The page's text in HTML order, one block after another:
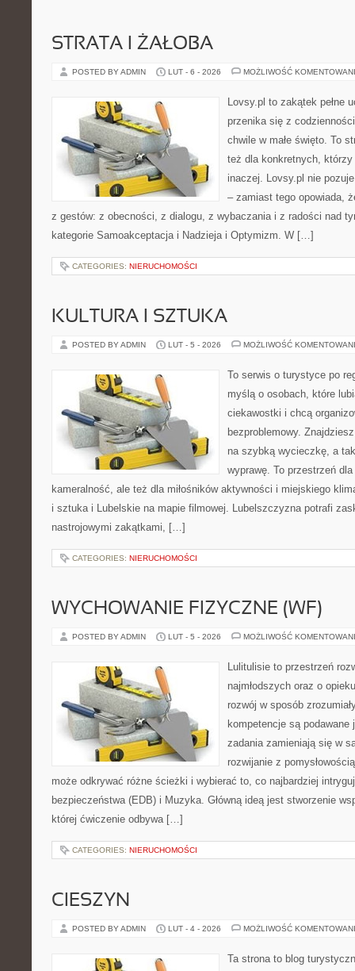
STRATA I ŻAŁOBA
POSTED BY ADMIN LUT - 6 - 2026 MOŻLIWOŚĆ
Lovsy.pl to zakątek pełne
przenika się z
chwile w małe święto. To
też dla konkretnych, którzy
inaczej. Lovsy.pl nie
– zamiast tego opowiada,
z gestów: z obecności, z dialogu, z wybaczania i z radości nad
kategorie Samoakceptacja i Nadzieja i Optymizm. W […]
CATEGORIES: NIERUCHOMOŚCI
KULTURA I SZTUKA
POSTED BY ADMIN LUT - 5 - 2026 MOŻLIWOŚĆ
To serwis o turystyce po
myślą o osobach, które
ciekawostki i chcą
bezproblemowy.
na szybką wycieczkę, a
wyprawę. To przestrzeń
kameralność, ale też dla miłośników aktywności i miejskiego
i sztuka i Lubelskie na mapie filmowej. Lubelszczyzna potrafi
nastrojowymi zakątkami, […]
CATEGORIES: NIERUCHOMOŚCI
WYCHOWANIE FIZYCZNE (WF)
POSTED BY ADMIN LUT - 5 - 2026 MOŻLIWOŚĆ
Lulitulisie to przestrzeń
najmłodszych oraz o
rozwój w sposób
kompetencje są
zadania zamieniają się w
rozwijanie z
może odkrywać różne ścieżki i wybierać to, co najbardziej
bezpieczeństwa (EDB) i Muzyka. Główną ideą jest stworzenie
której ćwiczenie odbywa […]
CATEGORIES: NIERUCHOMOŚCI
CIESZYN
POSTED BY ADMIN LUT - 4 - 2026 MOŻLIWOŚĆ
Ta strona to blog